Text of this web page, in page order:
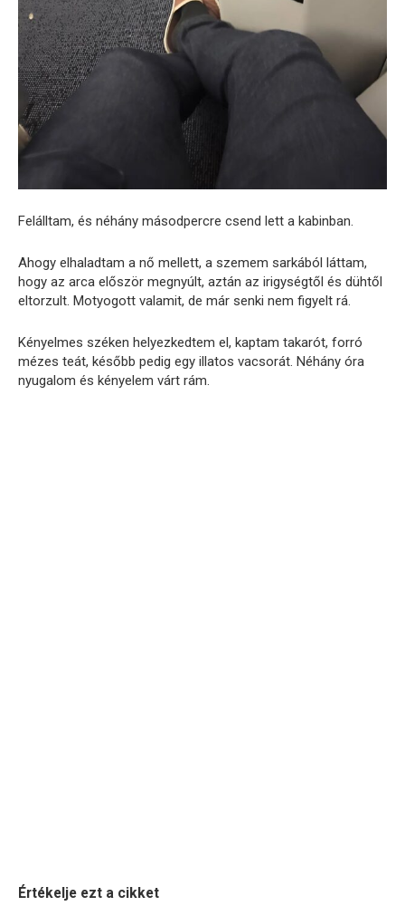
Felálltam, és néhány másodpercre csend lett a kabinban.
Ahogy elhaladtam a nő mellett, a szemem sarkából láttam,
hogy az arca először megnyúlt, aztán az irigységtől és dühtől
eltorzult. Motyogott valamit, de már senki nem figyelt rá.
Kényelmes széken helyezkedtem el, kaptam takarót, forró
mézes teát, később pedig egy illatos vacsorát. Néhány óra
nyugalom és kényelem várt rám.
Értékelje ezt a cikket